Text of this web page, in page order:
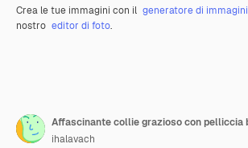
Crea le tue immagini con il generatore di immagini
nostro editor di foto.
ihalavach